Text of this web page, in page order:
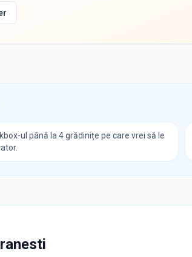
ul până la 4 grădinițe pe care vrei să le